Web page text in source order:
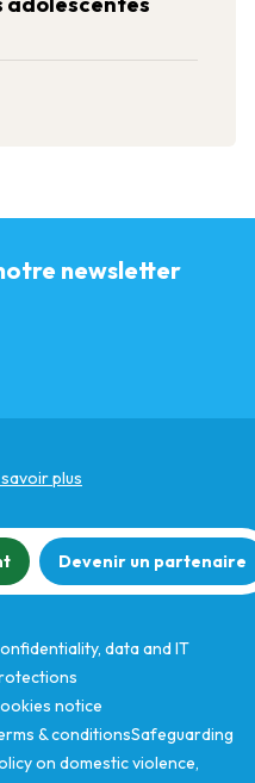
newsletter
plus
Devenir un partenaire
data and IT
notice
& conditionsSafeguarding
on domestic violence,